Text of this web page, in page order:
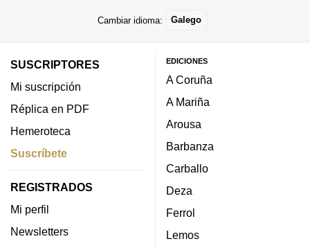
Cambiar idioma: Galego
SUSCRIPTORES
Mi suscripción
Réplica en PDF
Hemeroteca
Suscríbete
REGISTRADOS
Mi perfil
Newsletters
EDICIONES
A Coruña
A Mariña
Arousa
Barbanza
Carballo
Deza
Ferrol
Lemos